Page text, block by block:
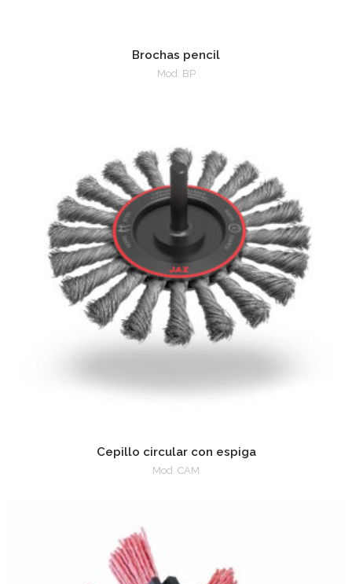
Brochas pencil
Mod. BP
Cepillo circular con espiga
Mod. CAM